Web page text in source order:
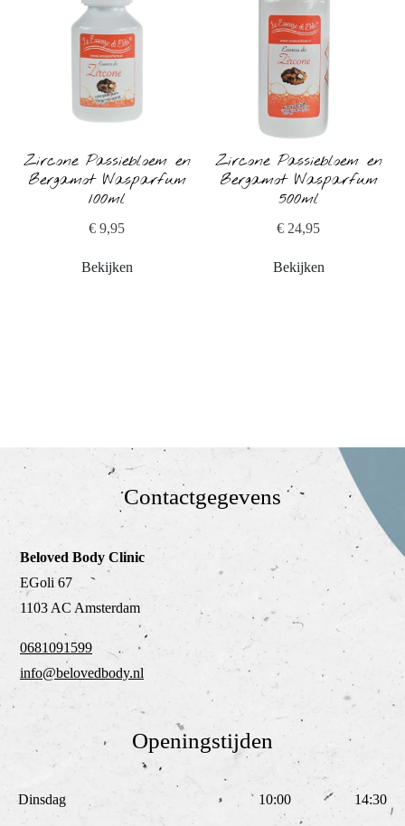
Zircone Passiebloem en
Bergamot Wasparfum
100ml
€ 9,95
Bekijken
Zircone Passiebloem en
Bergamot Wasparfum
500ml
€ 24,95
Bekijken
Contactgegevens
Beloved Body Clinic
EGoli 67
1103 AC Amsterdam
0681091599
info@belovedbody.nl
Openingstijden
Dinsdag 10:00 14:30